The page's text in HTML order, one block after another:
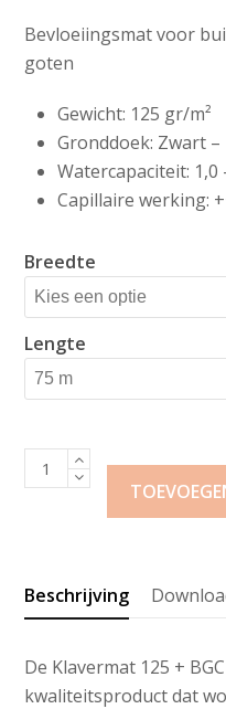
Bevloeiingsmat voor
goten
Gewicht: 125 gr/m²
Gronddoek: Zwart –
Watercapaciteit: 1,0
Capillaire werking:
Breedte
Lengte
Klavermat
125
aantal
Beschrijving
De Klavermat 125 +
kwaliteitsproduct dat